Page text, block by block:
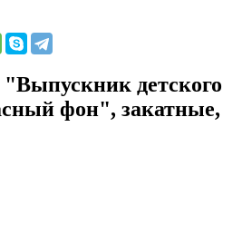
детского
фон", закатные,